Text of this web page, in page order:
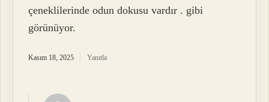
çeneklilerinde odun dokusu vardır . gibi
görünüyor.
Kasım 18, 2025 Yanıtla